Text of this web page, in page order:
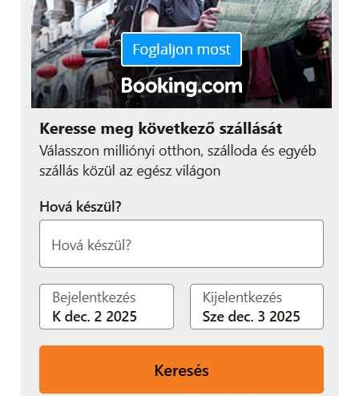
áramkörre cseréljük”
– fogalmazott Kecskeméti István.
Az autonóm részleg fejlesztéseiről Unger Miklós
részlegvezető adott tájékoztatást, aki hangsúlyozta:
bár idén sikerült megnyerniük az autonóm
kategóriát, a jármű önvezető rendszere nem mindig
működött megfelelően, így van tér a fejlődésre.
„Három feladatot kellett
teljesítenünk idén,
ami sok csapatot
megzavart. El kellett
szakasz egyik pontjából a